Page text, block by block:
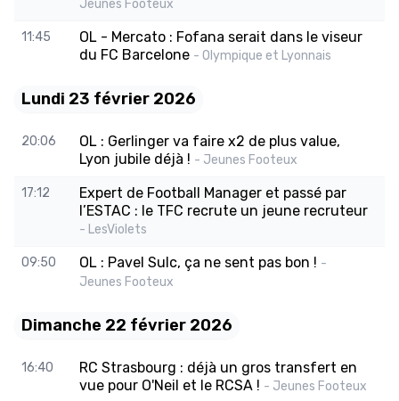
Jeunes Footeux
11:45
OL - Mercato : Fofana serait dans le viseur
du FC Barcelone - Olympique et Lyonnais
Lundi 23 février 2026
20:06
OL : Gerlinger va faire x2 de plus value,
Lyon jubile déjà ! - Jeunes Footeux
17:12
Expert de Football Manager et passé par
l’ESTAC : le TFC recrute un jeune recruteur
- LesViolets
09:50 OL : Pavel Sulc, ça ne sent pas bon ! -
Jeunes Footeux
Dimanche 22 février 2026
16:40
RC Strasbourg : déjà un gros transfert en
vue pour O'Neil et le RCSA ! - Jeunes Footeux